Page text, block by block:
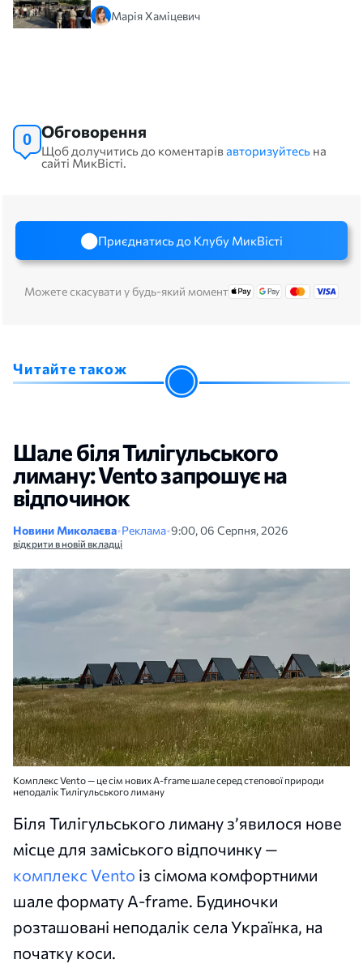
Марія Хаміцевич
0 Обговорення
Щоб долучитись до коментарівавторизуйтесь на
сайті МикВісті.
Приєднатись до Клубу МикВісті
Можете скасувати у будь-який момент
Читайте також
Шале біля Тилігульського
лиману: Vento запрошує на
відпочинок
Новини Миколаєва•Реклама•9:00, 06 Серпня, 2026
відкрити в новій вкладці
Комплекс Vento — це сім нових A-frame шале серед степової природи
неподалік Тилігульського лиману
Біля Тилігульського лиману з’явилося нове
місце для заміського відпочинку —
комплекс Vento із сімома комфортними
шале формату A-frame. Будиночки
розташовані неподалік села Українка, на
початку коси.